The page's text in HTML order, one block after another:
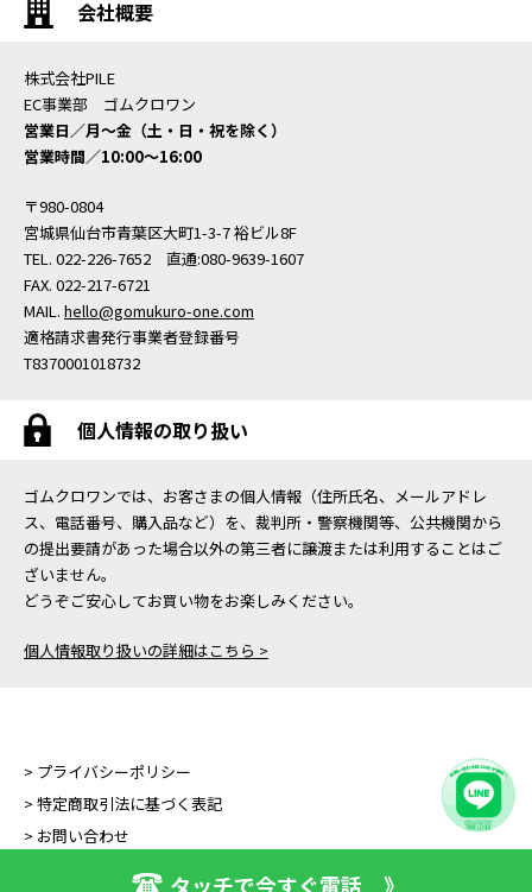
会社概要
株式会社PILE
EC事業部 ゴムクロワン
営業日／月〜金（土・日・祝を除く）
営業時間／10:00〜16:00
〒980-0804
宮城県仙台市青葉区大町1-3-7 裕ビル8F
TEL. 022-226-7652 直通:080-9639-1607
FAX. 022-217-6721
MAIL. hello@gomukuro-one.com
適格請求書発行事業者登録番号
T8370001018732
個人情報の取り扱い
ゴムクロワンでは、お客さまの個人情報（住所氏名、メールアドレ
ス、電話番号、購入品など）を、裁判所・警察機関等、公共機関から
の提出要請があった場合以外の第三者に譲渡または利用することはご
ざいません。
どうぞご安心してお買い物をお楽しみください。
個人情報取り扱いの詳細はこちら >
タッチで今すぐ電話 》
> プライバシーポリシー
> 特定商取引法に基づく表記
> お問い合わせ